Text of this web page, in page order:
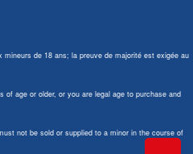
de 18 ans; la preuve de majorité est exigée au
age or older, or you are legal age to purchase and
not be sold or supplied to a minor in the course of